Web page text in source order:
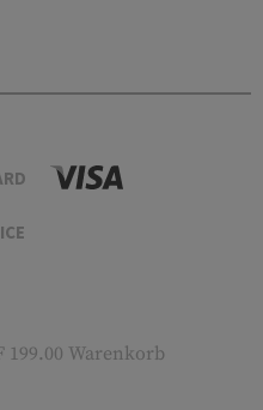
199.00 Warenkorb